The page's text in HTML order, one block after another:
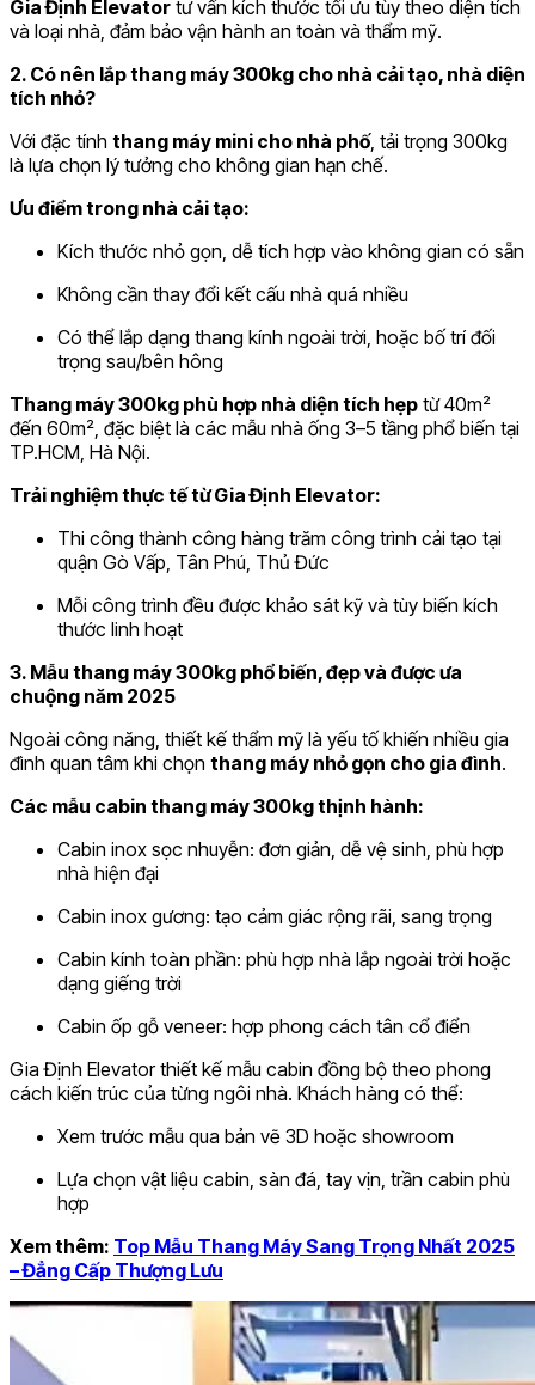
Gia Định Elevator tư vấn kích thước tối ưu tùy theo diện tích
và loại nhà, đảm bảo vận hành an toàn và thẩm mỹ.
2. Có nên lắp thang máy 300kg cho nhà cải tạo, nhà diện
tích nhỏ?
Với đặc tính thang máy mini cho nhà phố, tải trọng 300kg
là lựa chọn lý tưởng cho không gian hạn chế.
Ưu điểm trong nhà cải tạo:
Kích thước nhỏ gọn, dễ tích hợp vào không gian có sẵn
Không cần thay đổi kết cấu nhà quá nhiều
Có thể lắp dạng thang kính ngoài trời, hoặc bố trí đối
trọng sau/bên hông
Thang máy 300kg phù hợp nhà diện tích hẹp từ 40m²
đến 60m², đặc biệt là các mẫu nhà ống 3–5 tầng phổ biến tại
TP.HCM, Hà Nội.
Trải nghiệm thực tế từ Gia Định Elevator:
Thi công thành công hàng trăm công trình cải tạo tại
quận Gò Vấp, Tân Phú, Thủ Đức
Mỗi công trình đều được khảo sát kỹ và tùy biến kích
thước linh hoạt
3. Mẫu thang máy 300kg phổ biến, đẹp và được ưa
chuộng năm 2025
Ngoài công năng, thiết kế thẩm mỹ là yếu tố khiến nhiều gia
đình quan tâm khi chọn thang máy nhỏ gọn cho gia đình.
Các mẫu cabin thang máy 300kg thịnh hành:
Cabin inox sọc nhuyễn: đơn giản, dễ vệ sinh, phù hợp
nhà hiện đại
Cabin inox gương: tạo cảm giác rộng rãi, sang trọng
Cabin kính toàn phần: phù hợp nhà lắp ngoài trời hoặc
dạng giếng trời
Cabin ốp gỗ veneer: hợp phong cách tân cổ điển
Gia Định Elevator thiết kế mẫu cabin đồng bộ theo phong
cách kiến trúc của từng ngôi nhà. Khách hàng có thể:
Xem trước mẫu qua bản vẽ 3D hoặc showroom
Lựa chọn vật liệu cabin, sàn đá, tay vịn, trần cabin phù
hợp
Xem thêm: Top Mẫu Thang Máy Sang Trọng Nhất 2025
– Đẳng Cấp Thượng Lưu